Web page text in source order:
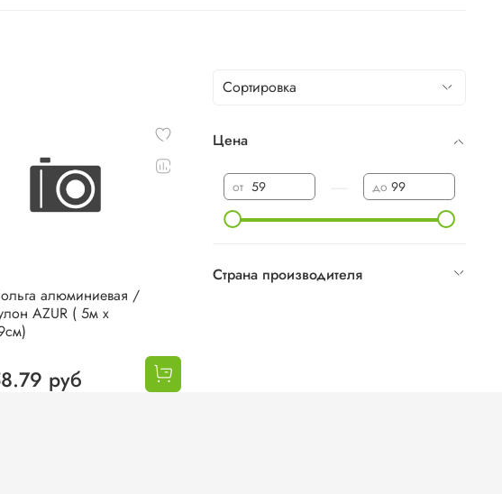
алюминиевая /
AZUR ( 5м х
руб
Цена
от до
Страна производителя